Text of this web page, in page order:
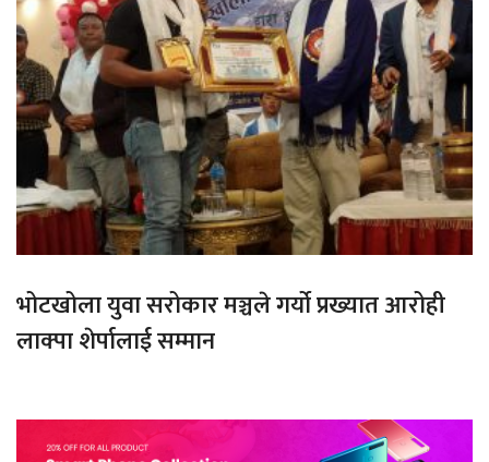
भोटखोला युवा सरोकार मञ्चले गर्यो प्रख्यात आरोही
लाक्पा शेर्पालाई सम्मान